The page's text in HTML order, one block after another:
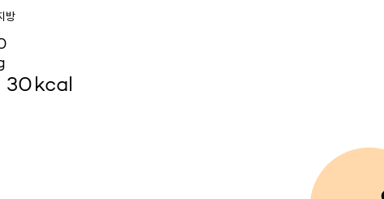
방
30kcal